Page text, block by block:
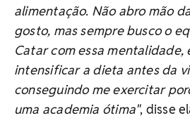
alimentação. Não abro mão
gosto, mas sempre busco o
Catar com essa mentalidade,
intensificar a dieta antes da
conseguindo me exercitar
uma academia ótima", disse